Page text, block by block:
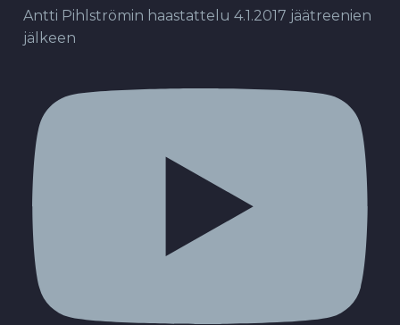
Antti Pihlströmin haastattelu 4.1.2017 jäätreenien
jälkeen